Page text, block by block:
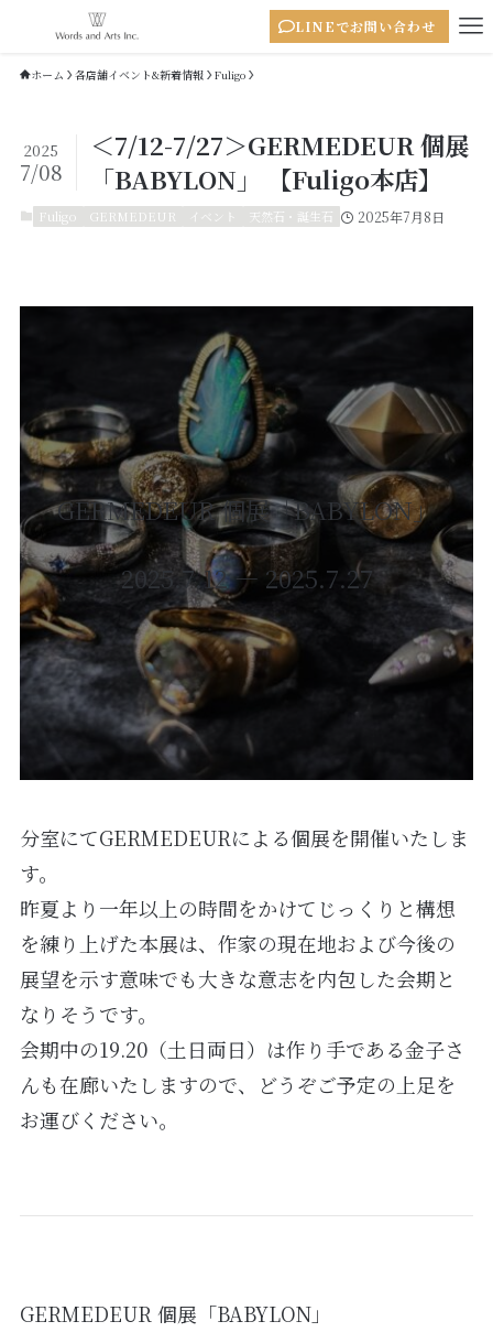
LINEでお問い合わせ
ホーム 各店舗イベント&新着情報 Fuligo
＜7/12-7/27＞GERMEDEUR 個展
「BABYLON」 【Fuligo本店】
2025
7/08
Fuligo GERMEDEUR イベント 天然石・誕生石 2025年7月8日
GERMEDEUR 個展「BABYLON」
2025.7.12 ― 2025.7.27
分室にてGERMEDEURによる個展を開催いたしま
す。
昨夏より一年以上の時間をかけてじっくりと構想
を練り上げた本展は、作家の現在地および今後の
展望を示す意味でも大きな意志を内包した会期と
なりそうです。
会期中の19.20（土日両日）は作り手である金子さ
んも在廊いたしますので、どうぞご予定の上足を
お運びください。
GERMEDEUR 個展「BABYLON」